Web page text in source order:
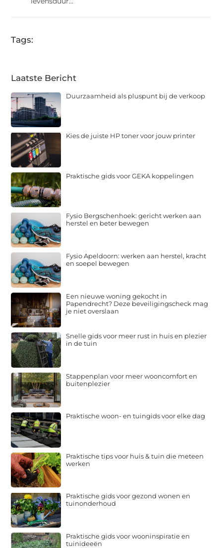
Tags:
Laatste Bericht
Duurzaamheid als pluspunt bij de verkoop
Kies de juiste HP toner voor jouw printer
Praktische gids voor GEKA koppelingen
Fysio Bergschenhoek: gericht werken aan
herstel en beter bewegen
Fysio Apeldoorn: werken aan herstel, kracht
en soepel bewegen
Een nieuwe woning gekocht in
Papendrecht? Deze beveiligingscheck mag
je niet overslaan
Snelle gids voor meer rust in huis en plezier
in de tuin
Stappenplan voor meer wooncomfort en
buitenplezier
Praktische woon- en tuingids voor elke dag
Praktische tips voor huis & tuin die meteen
werken
Praktische gids voor gezond wonen en
tuinonderhoud
Praktische gids voor wooninspiratie en
tuinideeën